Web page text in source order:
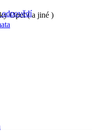
Opel ( a jiné )
odpovědí